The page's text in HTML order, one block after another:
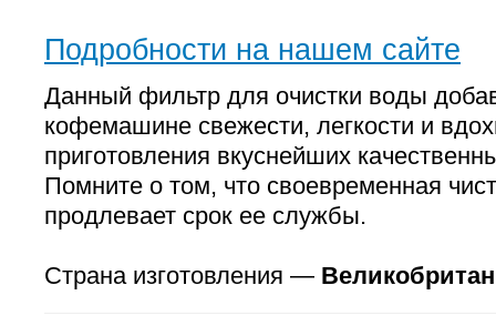
Подробности на нашем сайте
Данный фильтр для очистки воды
кофемашине свежести, легкости и
приготовления вкуснейших
Помните о том, что своевременная
продлевает срок ее службы.
Страна изготовления —